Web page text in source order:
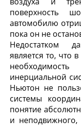
поверхность
автомобилю
пока он не
Недостатком
является то, что
инерциальной
Ньютон не
системы
понятие
и